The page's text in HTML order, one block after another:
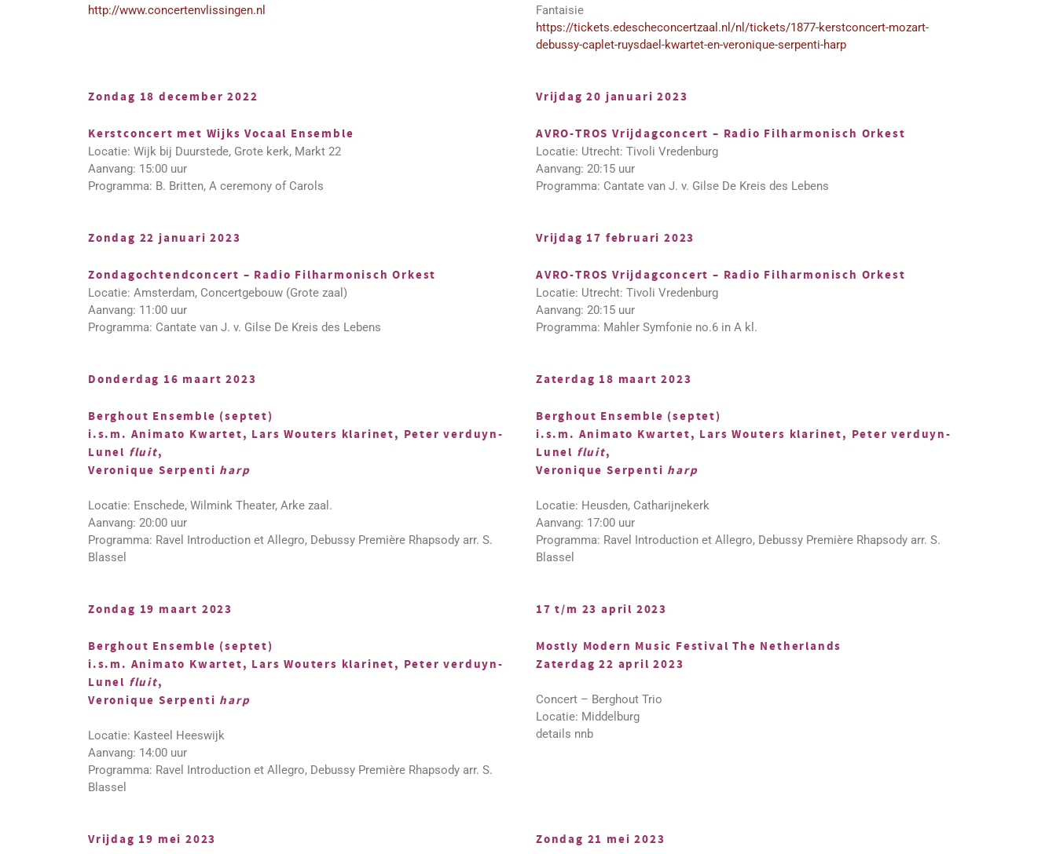
http://www.concertenvlissingen.nl
Fantaisie
https://tickets.edescheconcertzaal.nl/nl/tickets/1877-kerstconcert-mozart-
debussy-caplet-ruysdael-kwartet-en-veronique-serpenti-harp
Zondag 18 december 2022
Kerstconcert met Wijks Vocaal Ensemble
Locatie: Wijk bij Duurstede, Grote kerk, Markt 22
Aanvang: 15:00 uur
Programma: B. Britten, A ceremony of Carols
Vrijdag 20 januari 2023
AVRO-TROS Vrijdagconcert – Radio Filharmonisch Orkest
Locatie: Utrecht: Tivoli Vredenburg
Aanvang: 20:15 uur
Programma: Cantate van J. v. Gilse De Kreis des Lebens
Zondag 22 januari 2023
Zondagochtendconcert – Radio Filharmonisch Orkest
Locatie: Amsterdam, Concertgebouw (Grote zaal)
Aanvang: 11:00 uur
Programma: Cantate van J. v. Gilse De Kreis des Lebens
Vrijdag 17 februari 2023
AVRO-TROS Vrijdagconcert – Radio Filharmonisch Orkest
Locatie: Utrecht: Tivoli Vredenburg
Aanvang: 20:15 uur
Programma: Mahler Symfonie no.6 in A kl.
Donderdag 16 maart 2023
Berghout Ensemble (septet)
i.s.m. Animato Kwartet, Lars Wouters klarinet, Peter verduyn-
Lunel fluit,
Veronique Serpenti harp
Locatie: Enschede, Wilmink Theater, Arke zaal.
Aanvang: 20:00 uur
Programma: Ravel Introduction et Allegro, Debussy Première Rhapsody arr. S.
Blassel
Zaterdag 18 maart 2023
Berghout Ensemble (septet)
i.s.m. Animato Kwartet, Lars Wouters klarinet, Peter verduyn-
Lunel fluit,
Veronique Serpenti harp
Locatie: Heusden, Catharijnekerk
Aanvang: 17:00 uur
Programma: Ravel Introduction et Allegro, Debussy Première Rhapsody arr. S.
Blassel
Zondag 19 maart 2023
Berghout Ensemble (septet)
i.s.m. Animato Kwartet, Lars Wouters klarinet, Peter verduyn-
Lunel fluit,
Veronique Serpenti harp
Locatie: Kasteel Heeswijk
Aanvang: 14:00 uur
Programma: Ravel Introduction et Allegro, Debussy Première Rhapsody arr. S.
Blassel
17 t/m 23 april 2023
Mostly Modern Music Festival The Netherlands
Zaterdag 22 april 2023
Concert – Berghout Trio
Locatie: Middelburg
details nnb
Vrijdag 19 mei 2023 Zondag 21 mei 2023